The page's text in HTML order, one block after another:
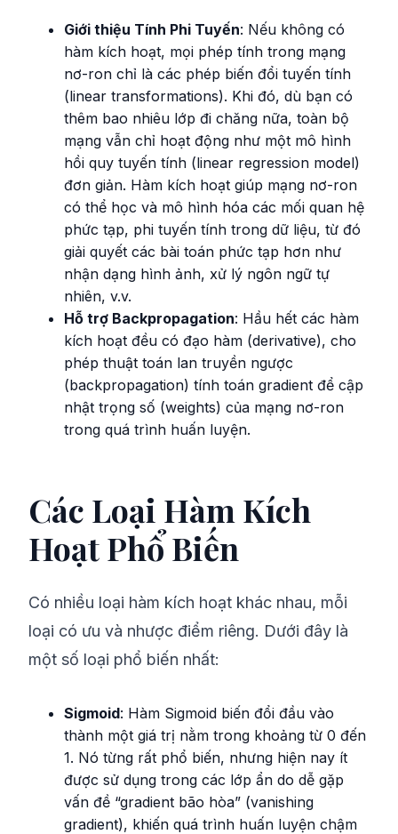
Giới thiệu Tính Phi Tuyến: Nếu không có
hàm kích hoạt, mọi phép tính trong mạng
nơ-ron chỉ là các phép biến đổi tuyến tính
(linear transformations). Khi đó, dù bạn có
thêm bao nhiêu lớp đi chăng nữa, toàn bộ
mạng vẫn chỉ hoạt động như một mô hình
hồi quy tuyến tính (linear regression model)
đơn giản. Hàm kích hoạt giúp mạng nơ-ron
có thể học và mô hình hóa các mối quan hệ
phức tạp, phi tuyến tính trong dữ liệu, từ đó
giải quyết các bài toán phức tạp hơn như
nhận dạng hình ảnh, xử lý ngôn ngữ tự
nhiên, v.v.
Hỗ trợ Backpropagation: Hầu hết các hàm
kích hoạt đều có đạo hàm (derivative), cho
phép thuật toán lan truyền ngược
(backpropagation) tính toán gradient để cập
nhật trọng số (weights) của mạng nơ-ron
trong quá trình huấn luyện.
Các Loại Hàm Kích
Hoạt Phổ Biến
Có nhiều loại hàm kích hoạt khác nhau, mỗi
loại có ưu và nhược điểm riêng. Dưới đây là
một số loại phổ biến nhất:
Sigmoid: Hàm Sigmoid biến đổi đầu vào
thành một giá trị nằm trong khoảng từ 0 đến
1. Nó từng rất phổ biến, nhưng hiện nay ít
được sử dụng trong các lớp ẩn do dễ gặp
vấn đề “gradient bão hòa” (vanishing
gradient), khiến quá trình huấn luyện chậm